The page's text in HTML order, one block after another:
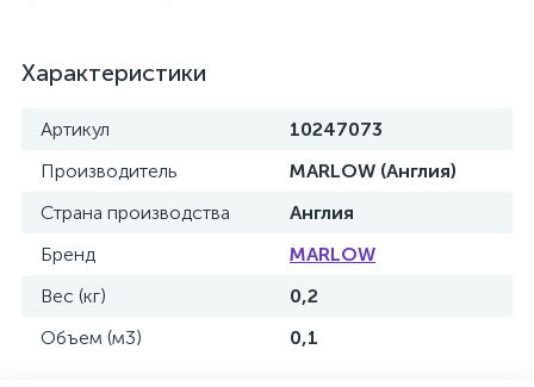
Характеристики
Артикул
10247073
Производитель
MARLOW (Англия)
Страна производства
Англия
Бренд
MARLOW
Вес (кг)
0,2
Объем (м3)
0,1